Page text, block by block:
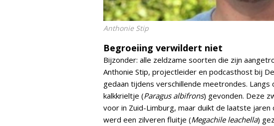
Anthonie Stip
Begroeiing verwildert niet
Bijzonder: alle zeldzame soorten die zijn
Anthonie Stip, projectleider en podcasthost bij
gedaan tijdens verschillende meetrondes.
kalkkrieltje (Paragus albifrons) gevonden. Deze
voor in Zuid-Limburg, maar duikt de laatste
werd een zilveren fluitje (Megachile leachella)